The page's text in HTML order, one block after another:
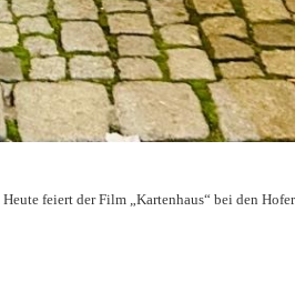
feiert der Film „Kartenhaus“ bei den